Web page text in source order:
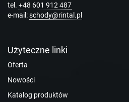
tel. +48 601 912 487
e-mail:schody@rintal.pl
Użyteczne linki
Oferta
Nowości
Katalog produktów